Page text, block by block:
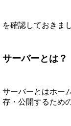
を確認しておきま
サーバーとは？
サーバーとはホー
存・公開するため